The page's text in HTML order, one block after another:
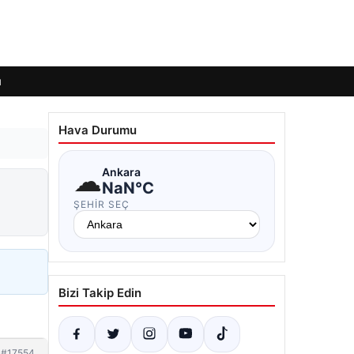
Hava Durumu
☁Ankara
NaN°C
ŞEHIR SEÇ
Bizi Takip Edin